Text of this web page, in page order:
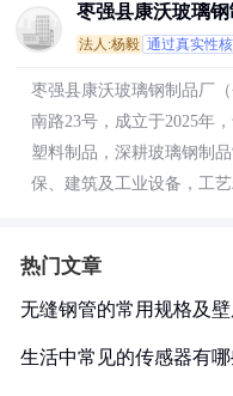
枣强县康沃玻璃
法人:杨毅 通过真实性
枣强县康沃玻璃钢制品厂
南路23号，成立于2025年
塑料制品，深耕玻璃钢制
保、建筑及工业设备，工艺
热门文章
无缝钢管的常用规格及
生活中常见的传感器有